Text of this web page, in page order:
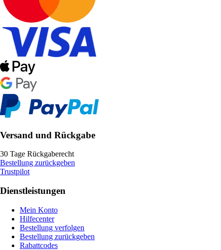
Versand und Rückgabe
30 Tage Rückgaberecht
Bestellung zurückgeben
Trustpilot
Dienstleistungen
Mein Konto
Hilfecenter
Bestellung verfolgen
Bestellung zurückgeben
Rabattcodes